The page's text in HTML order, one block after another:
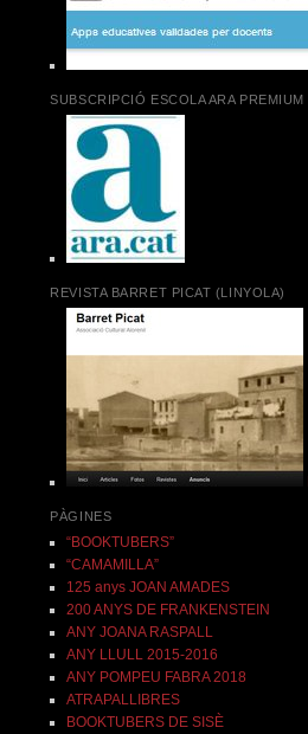
SUBSCRIPCIÓ ESCOLA ARA PREMIUM
REVISTA BARRET PICAT (LINYOLA)
PÀGINES
“BOOKTUBERS”
“CAMAMILLA”
125 anys JOAN AMADES
200 ANYS DE FRANKENSTEIN
ANY JOANA RASPALL
ANY LLULL 2015-2016
ANY POMPEU FABRA 2018
ATRAPALLIBRES
BOOKTUBERS DE SISÈ